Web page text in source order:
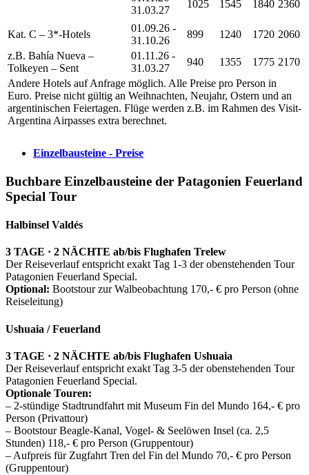
31.03.27
1025 1545 1840 2360
Kat. C – 3*-Hotels
01.09.26 -
31.10.26
899 1240 1720 2060
z.B. Bahía Nueva –
Tolkeyen – Sent
01.11.26 -
31.03.27
940 1355 1775 2170
Andere Hotels auf Anfrage möglich. Alle Preise pro Person in
Euro. Preise nicht gültig an Weihnachten, Neujahr, Ostern und an
argentinischen Feiertagen. Flüge werden z.B. im Rahmen des Visit-
Argentina Airpasses extra berechnet.
Einzelbausteine - Preise
Buchbare Einzelbausteine der Patagonien Feuerland
Special Tour
Halbinsel Valdés
3 TAGE · 2 NÄCHTE ab/bis Flughafen Trelew
Der Reiseverlauf entspricht exakt Tag 1-3 der obenstehenden Tour
Patagonien Feuerland Special.
Optional: Bootstour zur Walbeobachtung 170,- € pro Person (ohne
Reiseleitung)
Ushuaia / Feuerland
3 TAGE · 2 NÄCHTE ab/bis Flughafen Ushuaia
Der Reiseverlauf entspricht exakt Tag 3-5 der obenstehenden Tour
Patagonien Feuerland Special.
Optionale Touren:
– 2-stündige Stadtrundfahrt mit Museum Fin del Mundo 164,- € pro
Person (Privattour)
– Bootstour Beagle-Kanal, Vogel- & Seelöwen Insel (ca. 2,5
Stunden) 118,- € pro Person (Gruppentour)
– Aufpreis für Zugfahrt Tren del Fin del Mundo 70,- € pro Person
(Gruppentour)